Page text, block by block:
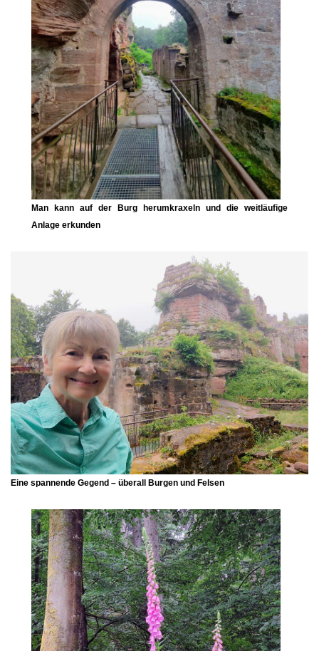
Man kann auf der Burg herumkraxeln und die weitläufige
Anlage erkunden
Eine spannende Gegend – überall Burgen und Felsen